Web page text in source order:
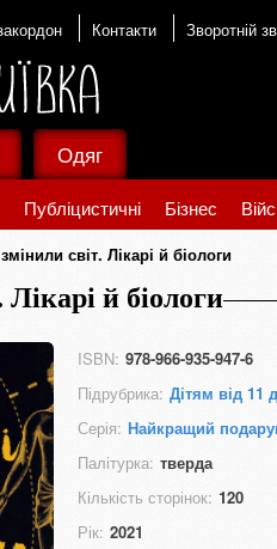
Контакти Зворотній
Публіцистичні Бізнес
Одяг
світ. Лікарі й біологи
й біологи
ISBN: 978-966-935-947-6
Підрубрика: Дітям від 11
Серія: Найкращий
Палітурка: тверда
Кількість сторінок: 120
Рік: 2021